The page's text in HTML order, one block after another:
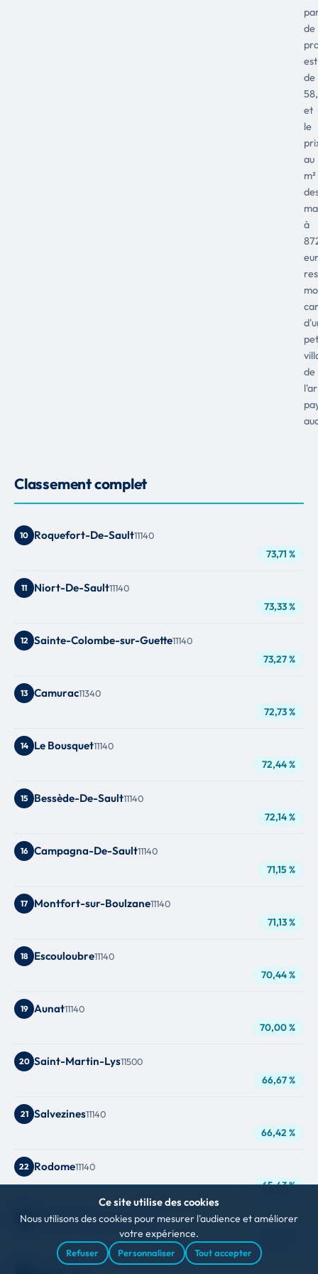
de
est
de
et
le
au
m²
à
de
Classement complet
10 Roquefort-De-Sault11140
73,71 %
11 Niort-De-Sault11140
73,33 %
12 Sainte-Colombe-sur-Guette11140
73,27 %
13 Camurac11340
72,73 %
14 Le Bousquet11140
72,44 %
15 Bessède-De-Sault11140
72,14 %
16 Campagna-De-Sault11140
71,15 %
17 Montfort-sur-Boulzane11140
71,13 %
18 Escouloubre11140
70,44 %
19 Aunat11140
70,00 %
20 Saint-Martin-Lys11500
66,67 %
21 Salvezines11140
66,42 %
22 Rodome11140
65,43 %
23 Belfort-sur-Rebenty11140
Ce site utilise des cookies
Nous utilisons des cookies pour mesurer l'audience et améliorer
votre expérience.
Refuser Personnaliser Tout accepter